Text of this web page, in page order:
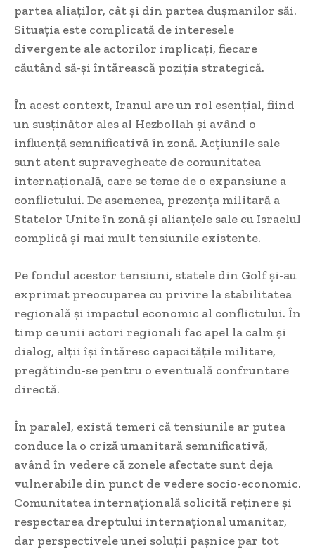
partea aliaților, cât și din partea dușmanilor săi.
Situația este complicată de interesele
divergente ale actorilor implicați, fiecare
căutând să-și întărească poziția strategică.
În acest context, Iranul are un rol esențial, fiind
un susținător ales al Hezbollah și având o
influență semnificativă în zonă. Acțiunile sale
sunt atent supravegheate de comunitatea
internațională, care se teme de o expansiune a
conflictului. De asemenea, prezența militară a
Statelor Unite în zonă și alianțele sale cu Israelul
complică și mai mult tensiunile existente.
Pe fondul acestor tensiuni, statele din Golf și-au
exprimat preocuparea cu privire la stabilitatea
regională și impactul economic al conflictului. În
timp ce unii actori regionali fac apel la calm și
dialog, alții își întăresc capacitățile militare,
pregătindu-se pentru o eventuală confruntare
directă.
În paralel, există temeri că tensiunile ar putea
conduce la o criză umanitară semnificativă,
având în vedere că zonele afectate sunt deja
vulnerabile din punct de vedere socio-economic.
Comunitatea internațională solicită reținere și
respectarea dreptului internațional umanitar,
dar perspectivele unei soluții pașnice par tot